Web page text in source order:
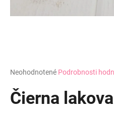
Priemerné
produktu
je
Neohodnotené Podrobnosti
Čierna
O